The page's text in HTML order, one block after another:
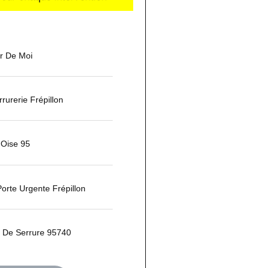
De Moi
Frépillon
95
Urgente Frépillon
Serrure 95740